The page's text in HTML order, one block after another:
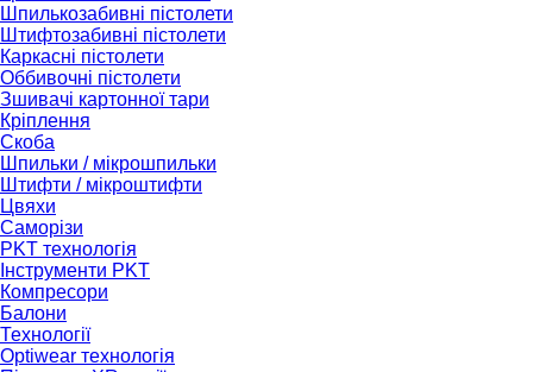
Шпилькозабивні пістолети
Штифтозабивні пістолети
Каркасні пістолети
Оббивочні пістолети
Зшивачі картонної тари
Кріплення
Скоба
Шпильки / мікрошпильки
Штифти / мікроштифти
Цвяхи
Саморізи
PKT технологія
Інструменти PKT
Компресори
Балони
Технології
Optiwear технологія